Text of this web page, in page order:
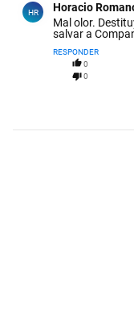
HR Horacio
Mal olor.
salvar a
RESPONDER
0
0